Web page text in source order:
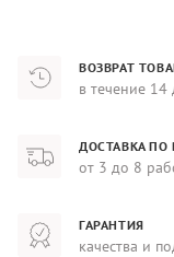
ВОЗВРАТ
в течение 14
ДОСТАВКА ПО
от 3 до 8
ГАРАНТИЯ
качества и